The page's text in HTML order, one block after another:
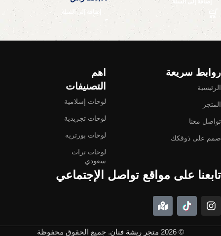
إضافة إلى السلة
إضافة إلى السلة
Read More
روابط سريعة
الرئيسية
المتجر
تواصل معنا
صمم على ذوقكك
اهم
التصنيفات
لوحات إسلامية
لوحات تجريدية
لوحات بورتريه
لوحات تراث
سعودي
تابعنا على مواقع تواصل الإجتماعي
© 2026 متجر ريشة فنان. جميع الحقوق محفوظة